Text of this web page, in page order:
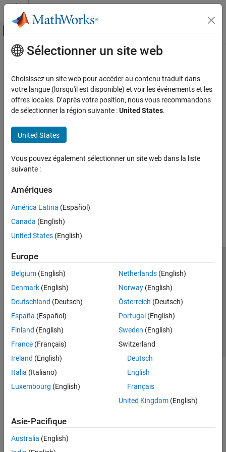
Passer au contenu
Activer/désactiver l'affichage du menu
Accueil de la documentation
Contenu principal
How useful was this information?
Sélectionner un site web
Choisissez un site web pour accéder au contenu traduit dans
votre langue (lorsqu'il est disponible) et voir les événements et les
offres locales. D’après votre position, nous vous recommandons
de sélectionner la région suivante :United States.
United States
Vous pouvez également sélectionner un site web dans la liste
suivante :
Amériques
América Latina (Español)
Canada (English)
United States (English)
Europe
Belgium (English)
Denmark (English)
Deutschland (Deutsch)
España (Español)
Finland (English)
France (Français)
Ireland (English)
Italia (Italiano)
Luxembourg (English)
Netherlands(English)
Norway(English)
Österreich (Deutsch)
Portugal (English)
Sweden (English)
Switzerland
Deutsch
English
Français
United Kingdom(English)
Asie-Pacifique
Australia (English)
Lutte anti-piratage
Contacts locaux
© 1994-2026 The MathWorks, Inc.